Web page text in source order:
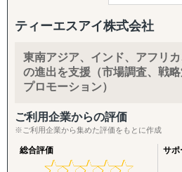
商品認証届（SKU追加）、登録工
輸出入代行、最適な物流体制の構
プ、現地ロジスティクス構築
展示会出展支援（市場調査・参加
代行）、商談会・ポップアップイ
同行
・コンサルティング事業と併行し
する自社事業群（パーソナルケア
教育など）の海外展開実績に基づ
を提供
・調査/戦略から、現地パートナー
ーション構築、M&A、海外営業/顧
ジメントまで、一気通貫で支援
・グローバル企業から中堅/中小/
ティーエスアイ株式会社
東南アジア、インド、アフリ
の進出を支援（市場調査、戦略
プロモーション）
ご利用企業からの評価
※ご利用企業から集めた評価をもとに作成
総合評価 サポ